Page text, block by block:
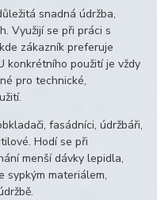
snadná údržba,
Využijí se při práci s
zákazník preferuje
konkrétního použití je vždy
pro technické,
fasádníci, údržbáři,
Hodí se při
menší dávky lepidla,
sypkým materiálem,